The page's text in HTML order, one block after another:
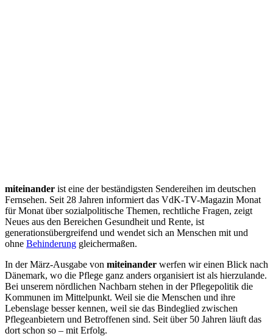
miteinander ist eine der beständigsten Sendereihen im deutschen
Fernsehen. Seit 28 Jahren informiert das VdK-TV-Magazin Monat
für Monat über sozialpolitische Themen, rechtliche Fragen, zeigt
Neues aus den Bereichen Gesundheit und Rente, ist
generationsübergreifend und wendet sich an Menschen mit und
ohne Behinderung gleichermaßen.
In der März-Ausgabe von miteinander werfen wir einen Blick nach
Dänemark, wo die Pflege ganz anders organisiert ist als hierzulande.
Bei unserem nördlichen Nachbarn stehen in der Pflegepolitik die
Kommunen im Mittelpunkt. Weil sie die Menschen und ihre
Lebenslage besser kennen, weil sie das Bindeglied zwischen
Pflegeanbietern und Betroffenen sind. Seit über 50 Jahren läuft das
dort schon so – mit Erfolg.